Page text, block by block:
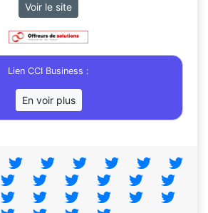
Voir le site
Lien CCI Business :
En voir plus